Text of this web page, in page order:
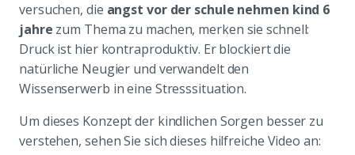
versuchen, die angst vor der schule nehmen kind 6
jahre zum Thema zu machen, merken sie schnell:
Druck ist hier kontraproduktiv. Er blockiert die
natürliche Neugier und verwandelt den
Wissenserwerb in eine Stresssituation.
Um dieses Konzept der kindlichen Sorgen besser zu
verstehen, sehen Sie sich dieses hilfreiche Video an: